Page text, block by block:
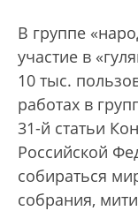
В группе
участие в
10 тыс.
работах в
31-й статьи
Российской
собираться
собрания,